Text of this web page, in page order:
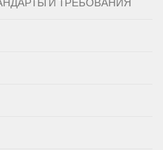
И ТРЕБОВАНИЯ